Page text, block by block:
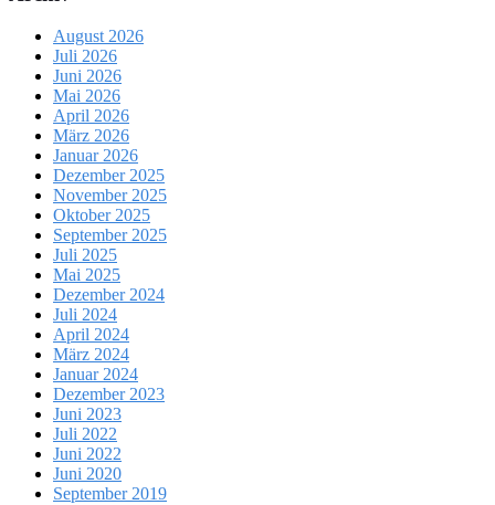
August 2026
Juli 2026
Juni 2026
Mai 2026
April 2026
März 2026
Januar 2026
Dezember 2025
November 2025
Oktober 2025
September 2025
Juli 2025
Mai 2025
Dezember 2024
Juli 2024
April 2024
März 2024
Januar 2024
Dezember 2023
Juni 2023
Juli 2022
Juni 2022
Juni 2020
September 2019